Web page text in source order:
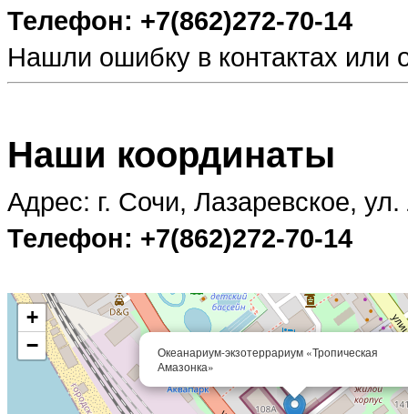
Телефон: +7(862)272-70-14
Нашли ошибку в контактах
Наши координаты
Адрес: г. Сочи, Лазаревское,
Телефон: +7(862)272-70-14
Океанариум-экзотеррариум «Тропическая
Амазонка»
+
−